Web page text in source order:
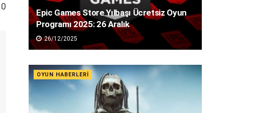
0
Epic Games Store Yılbaşı Ücretsiz Oyun
Programı 2025: 26 Aralık
26/12/2025
OYUN HABERLERI